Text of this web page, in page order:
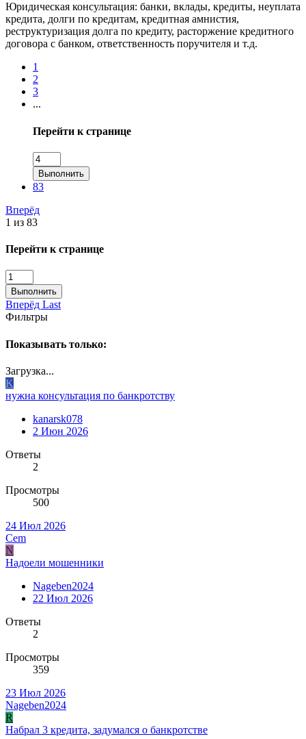
Юридическая консультация: банки, вклады, кредиты, неуплата
кредита, долги по кредитам, кредитная амнистия,
реструктуризация долга по кредиту, расторжение кредитного
договора с банком, ответственность поручителя и т.д.
1
2
3
...
Перейти к странице
Выполнить
83
Вперёд
1 из 83
Перейти к странице
Выполнить
Вперёд Last
Фильтры
Показывать только:
Загрузка...
K
нужна консультация по банкротству
kanarsk078
2 Июн 2026
Ответы
2
Просмотры
500
24 Июл 2026
Cem
N
Надоели мошенники
Nageben2024
22 Июл 2026
Ответы
2
Просмотры
359
23 Июл 2026
Nageben2024
R
Набрал 3 кредита, задумался о банкротстве